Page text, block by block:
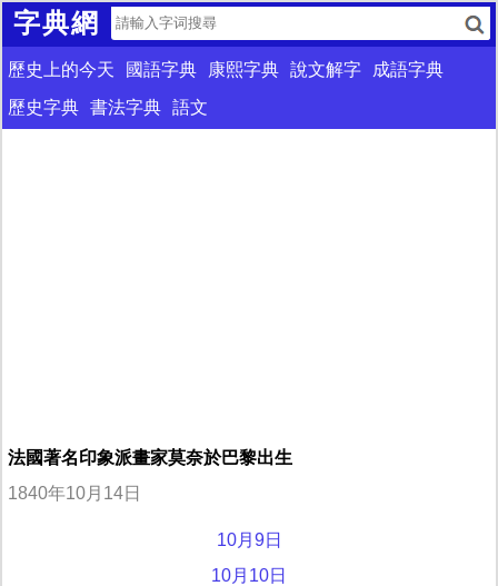
字典網
歷史上的今天 國語字典 康熙字典 說文解字
成語字典
歷史字典 書法字典 語文
法國著名印象派畫家莫奈於巴黎出生
1840年10月14日
10月9日
10月10日